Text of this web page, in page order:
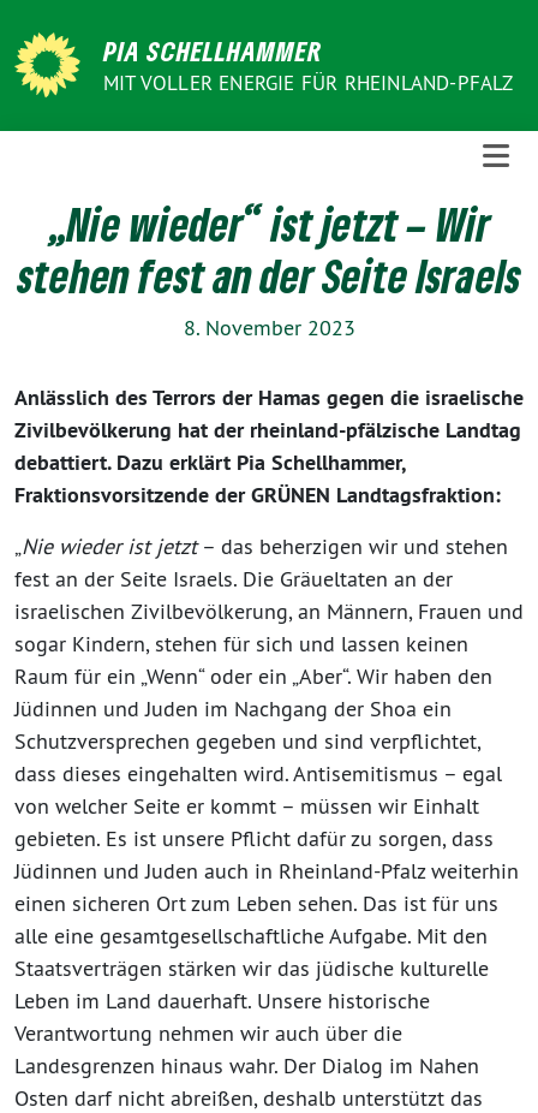
zum
Inhalt
PIA SCHELLHAMMER
MIT VOLLER ENERGIE FÜR RHEINLAND-PFALZ
„Nie wieder“ ist jetzt – Wir
stehen fest an der Seite Israels
8. November 2023
Anlässlich des Terrors der Hamas gegen die israelische
Zivilbevölkerung hat der rheinland-pfälzische Landtag
debattiert. Dazu erklärt Pia Schellhammer,
Fraktionsvorsitzende der GRÜNEN Landtagsfraktion:
„Nie wieder ist jetzt– das beherzigen wir und stehen
fest an der Seite Israels. Die Gräueltaten an der
israelischen Zivilbevölkerung, an Männern, Frauen und
sogar Kindern, stehen für sich und lassen keinen
Raum für ein „Wenn“ oder ein „Aber“. Wir haben den
Jüdinnen und Juden im Nachgang der Shoa ein
Schutzversprechen gegeben und sind verpflichtet,
dass dieses eingehalten wird. Antisemitismus – egal
von welcher Seite er kommt – müssen wir Einhalt
gebieten. Es ist unsere Pflicht dafür zu sorgen, dass
Jüdinnen und Juden auch in Rheinland-Pfalz weiterhin
einen sicheren Ort zum Leben sehen. Das ist für uns
alle eine gesamtgesellschaftliche Aufgabe. Mit den
Staatsverträgen stärken wir das jüdische kulturelle
Leben im Land dauerhaft. Unsere historische
Verantwortung nehmen wir auch über die
Landesgrenzen hinaus wahr. Der Dialog im Nahen
Osten darf nicht abreißen, deshalb unterstützt das